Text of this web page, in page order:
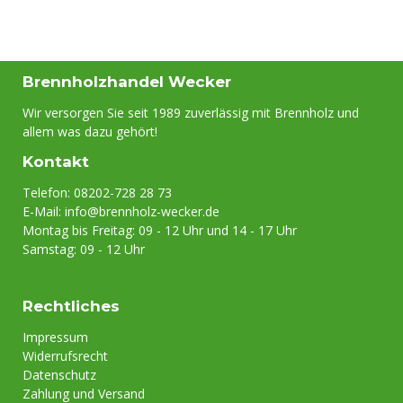
erfreuen Sie sich an einem Feuer, das länger und
heißer brennt. Fichtenholz brennt hingegen
kürzer und eignet sich eher, um ein Feuer
anzufachen. Wichtig ist vor allem, dass das Holz
Brennholzhandel Wecker
Wir versorgen Sie seit 1989 zuverlässig mit Brennholz und
allem was dazu gehört!
Kontakt
Telefon: 08202-728 28 73
E-Mail: info@brennholz-wecker.de
Montag bis Freitag: 09 - 12 Uhr und 14 - 17 Uhr
Samstag: 09 - 12 Uhr
Rechtliches
Impressum
Widerrufsrecht
Datenschutz
Zahlung und Versand